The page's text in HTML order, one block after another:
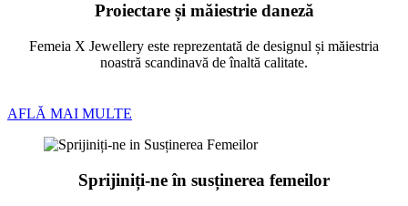
Proiectare și măiestrie daneză
Femeia X Jewellery este reprezentată de designul și măiestria
noastră scandinavă de înaltă calitate.
AFLĂ MAI MULTE
Sprijiniți-ne în susținerea femeilor